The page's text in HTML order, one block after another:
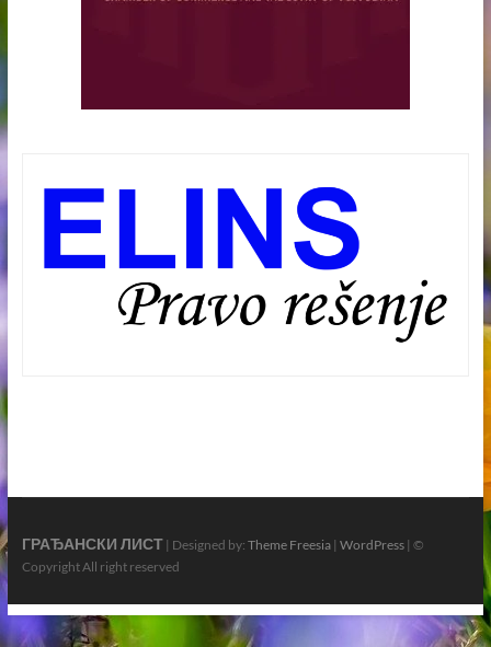
ГРАЂАНСКИ ЛИСТ| Designed by: Theme Freesia| WordPress| ©
Copyright All right reserved